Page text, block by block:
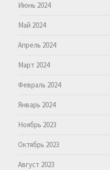
Июнь 2024
Май 2024
Апрель 2024
Март 2024
Февраль 2024
Январь 2024
Ноябрь 2023
Октябрь 2023
Август 2023